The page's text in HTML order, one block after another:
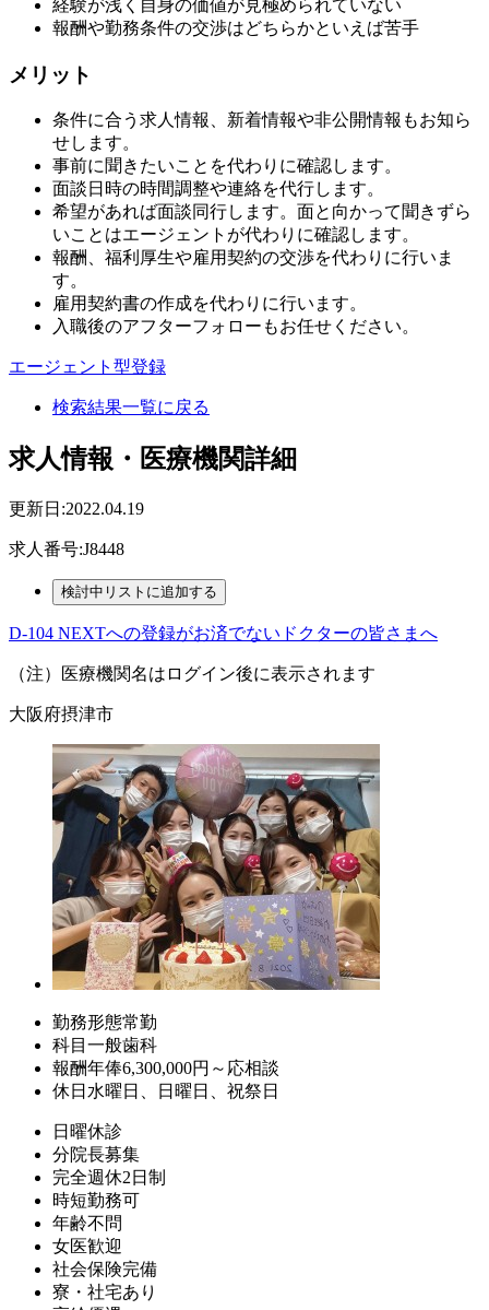
経験が浅く自身の価値が見極められていない
報酬や勤務条件の交渉はどちらかといえば苦手
メリット
条件に合う求人情報、新着情報や非公開情報もお知ら
せします。
事前に聞きたいことを代わりに確認します。
面談日時の時間調整や連絡を代行します。
希望があれば面談同行します。面と向かって聞きずら
いことはエージェントが代わりに確認します。
報酬、福利厚生や雇用契約の交渉を代わりに行いま
す。
雇用契約書の作成を代わりに行います。
入職後のアフターフォローもお任せください。
エージェント型登録
検索結果一覧に戻る
求人情報・医療機関詳細
更新日:2022.04.19
求人番号:J8448
D-104 NEXTへの登録がお済でないドクターの皆さまへ
（注）医療機関名はログイン後に表示されます
大阪府摂津市
勤務形態常勤
科目 一般歯科
報酬年俸6,300,000円～応相談
休日 水曜日、日曜日、祝祭日
日曜休診
分院長募集
完全週休2日制
時短勤務可
年齢不問
女医歓迎
社会保険完備
寮・社宅あり